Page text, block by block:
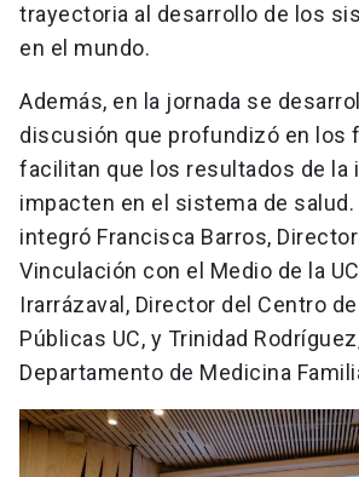
trayectoria al desarrollo de los
en el mundo.
Además, en la jornada se
discusión que profundizó en los
facilitan que los resultados de la
impacten en el sistema de
integró Francisca Barros,
Vinculación con el Medio de la
Irarrázaval, Director del Centro
Públicas UC, y Trinidad
Departamento de Medicina